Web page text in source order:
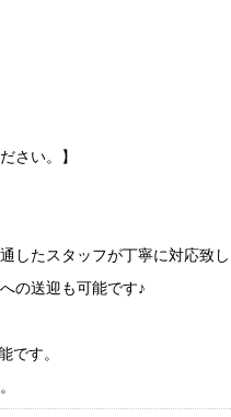
さい。】
したスタッフが丁寧に対応致し
の送迎も可能です♪
です。